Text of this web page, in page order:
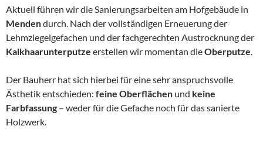
Aktuell führen wir die Sanierungsarbeiten am Hofgebäude in
Mendendurch. Nach der vollständigen Erneuerung der
Lehmziegelgefachen und der fachgerechten Austrocknung der
Kalkhaarunterputze erstellen wir momentan dieOberputze.
Der Bauherr hat sich hierbei für eine sehr anspruchsvolle
Ästhetik entschieden: feine Oberflächen und keine
Farbfassung – weder für die Gefache noch für das sanierte
Holzwerk.